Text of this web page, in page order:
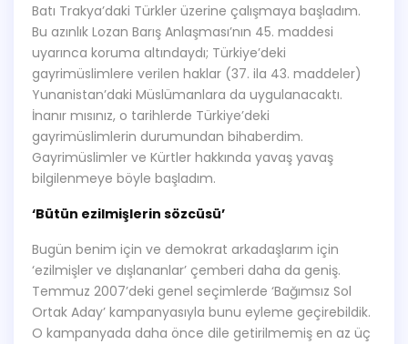
Batı Trakya’daki Türkler üzerine çalışmaya başladım.
Bu azınlık Lozan Barış Anlaşması’nın 45. maddesi
uyarınca koruma altındaydı; Türkiye’deki
gayrimüslimlere verilen haklar (37. ila 43. maddeler)
Yunanistan’daki Müslümanlara da uygulanacaktı.
İnanır mısınız, o tarihlerde Türkiye’deki
gayrimüslimlerin durumundan bihaberdim.
Gayrimüslimler ve Kürtler hakkında yavaş yavaş
bilgilenmeye böyle başladım.
‘Bütün ezilmişlerin sözcüsü’
Bugün benim için ve demokrat arkadaşlarım için
‘ezilmişler ve dışlananlar’ çemberi daha da geniş.
Temmuz 2007’deki genel seçimlerde ‘Bağımsız Sol
Ortak Aday’ kampanyasıyla bunu eyleme geçirebildik.
O kampanyada daha önce dile getirilmemiş en az üç